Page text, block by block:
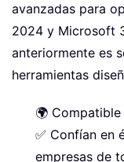
avanzadas para
2024 y Microsoft
anteriormente es
herramientas
🌍
✅ Confían en
empresas de